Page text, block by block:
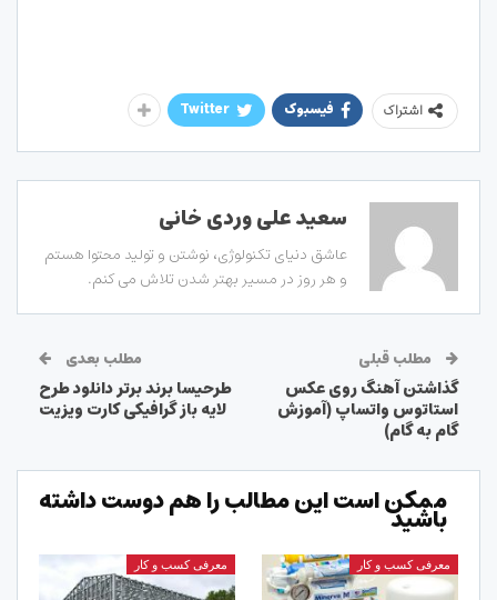
اشتراک فیسبوک Twitter
سعید علی وردی خانی
عاشق دنیای تکنولوژی، نوشتن و تولید محتوا هستم
و هر روز در مسیر بهتر شدن تلاش می کنم.
مطلب قبلی
گذاشتن آهنگ روی عکس
استاتوس واتساپ (آموزش
گام به گام)
مطلب بعدی
طرحیسا برند برتر دانلود طرح
لایه باز گرافیکی کارت ویزیت
ممکن است این مطالب را هم دوست داشته
باشید
معرفی کسب و کار معرفی کسب و کار